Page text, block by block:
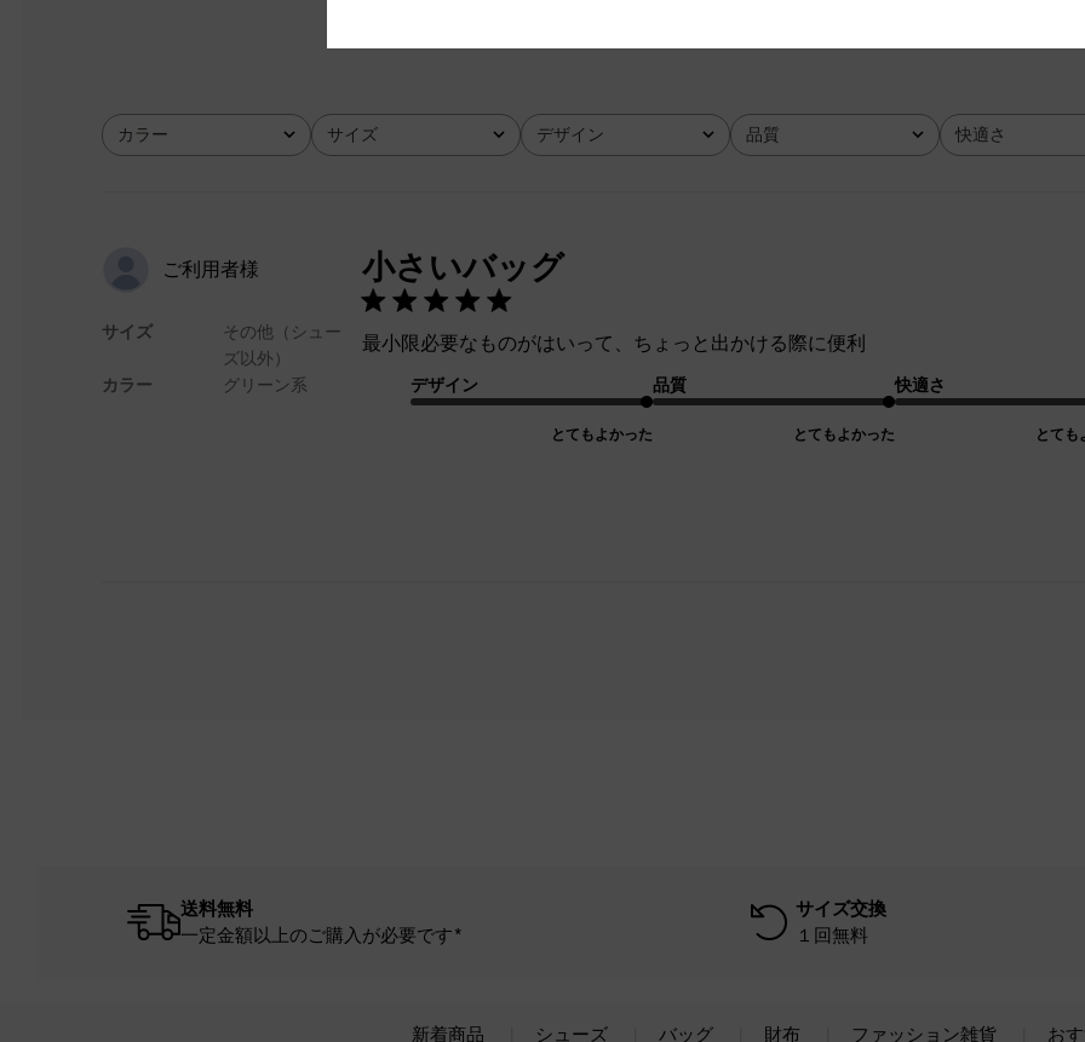
カラー
全て サイズ
全て デザイン
全て 品質
全て 快適さ
全て
ご利用者様
サイズ
カラー
その他（シュー
ズ以外）
グリーン系
小さいバッグ
最小限必要なものがはいって、ちょっと出かける際に便利
デザイン
とてもよかった
品質
とてもよかった
快適さ
とても
送料無料
一定金額以上のご購入が必要です*
サイズ交換
１回無料
新着商品 シューズ バッグ 財布 ファッション雑貨 お